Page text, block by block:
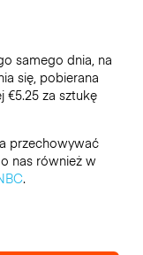
samego dnia, na
się, pobierana
€5.25 za sztukę
przechowywać
nas również w
.